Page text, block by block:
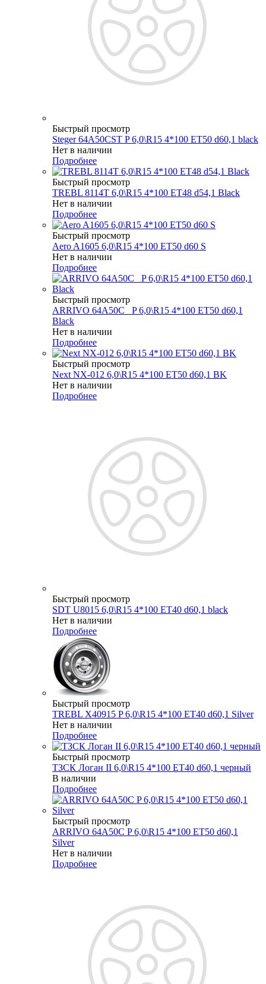
Быстрый просмотр
Steger 64A50CST P 6,0\R15 4*100 ET50 d60,1 black
Нет в наличии
Подробнее
Быстрый просмотр
TREBL 8114T 6,0\R15 4*100 ET48 d54,1 Black
Нет в наличии
Подробнее
Быстрый просмотр
Aero A1605 6,0\R15 4*100 ET50 d60 S
Нет в наличии
Подробнее
Быстрый просмотр
ARRIVO 64A50C _P 6,0\R15 4*100 ET50 d60,1
Black
Нет в наличии
Подробнее
Быстрый просмотр
Next NX-012 6,0\R15 4*100 ET50 d60,1 BK
Нет в наличии
Подробнее
Быстрый просмотр
SDT U8015 6,0\R15 4*100 ET40 d60,1 black
Нет в наличии
Подробнее
Быстрый просмотр
TREBL X40915 P 6,0\R15 4*100 ET40 d60,1 Silver
Нет в наличии
Подробнее
Быстрый просмотр
ТЗСК Логан II 6,0\R15 4*100 ET40 d60,1 черный
В наличии
Подробнее
Быстрый просмотр
ARRIVO 64A50C P 6,0\R15 4*100 ET50 d60,1
Silver
Нет в наличии
Подробнее